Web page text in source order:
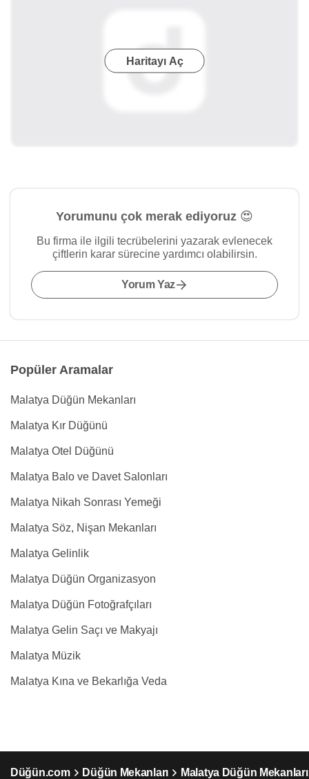
Haritayı Aç
Yorumunu çok merak ediyoruz 😍
Bu firma ile ilgili tecrübelerini yazarak evlenecek
çiftlerin karar sürecine yardımcı olabilirsin.
Yorum Yaz
Popüler Aramalar
Malatya Düğün Mekanları
Malatya Kır Düğünü
Malatya Otel Düğünü
Malatya Balo ve Davet Salonları
Malatya Nikah Sonrası Yemeği
Malatya Söz, Nişan Mekanları
Malatya Gelinlik
Malatya Düğün Organizasyon
Malatya Düğün Fotoğrafçıları
Malatya Gelin Saçı ve Makyajı
Malatya Müzik
Malatya Kına ve Bekarlığa Veda
Düğün.com Düğün Mekanları Malatya Düğün Mekanları